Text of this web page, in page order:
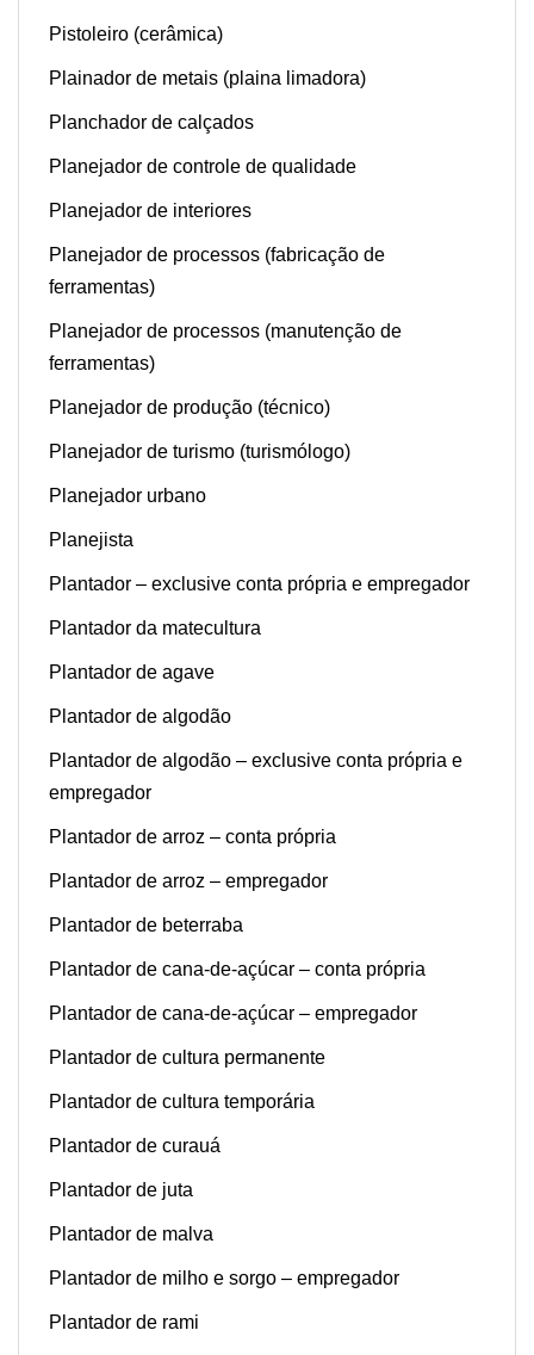
Pistoleiro (cerâmica)
Plainador de metais (plaina limadora)
Planchador de calçados
Planejador de controle de qualidade
Planejador de interiores
Planejador de processos (fabricação de
ferramentas)
Planejador de processos (manutenção de
ferramentas)
Planejador de produção (técnico)
Planejador de turismo (turismólogo)
Planejador urbano
Planejista
Plantador – exclusive conta própria e empregador
Plantador da matecultura
Plantador de agave
Plantador de algodão
Plantador de algodão – exclusive conta própria e
empregador
Plantador de arroz – conta própria
Plantador de arroz – empregador
Plantador de beterraba
Plantador de cana-de-açúcar – conta própria
Plantador de cana-de-açúcar – empregador
Plantador de cultura permanente
Plantador de cultura temporária
Plantador de curauá
Plantador de juta
Plantador de malva
Plantador de milho e sorgo – empregador
Plantador de rami